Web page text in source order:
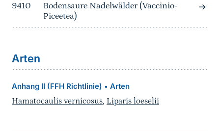
9410
Bodensaure Nadelwälder (Vaccinio-
Piceetea)
Arten
Anhang II (FFH Richtlinie) • Arten
Hamatocaulis vernicosus, Liparis loeselii